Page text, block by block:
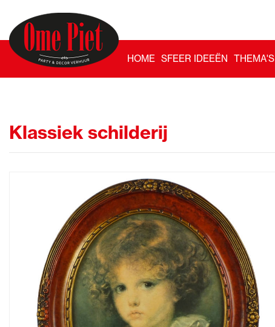
HOME SFEER IDEEËN THEMA'S
Klassiek schilderij